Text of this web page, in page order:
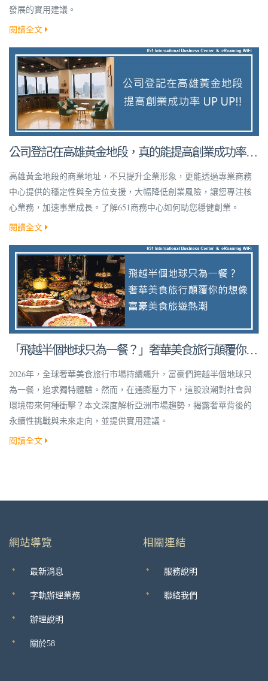
發展的實用建議。
閱讀全文
公司登記在高雄黃金地段，真的能提高創業成功率
嗎？
高雄黃金地段的商業地址，不只提升企業形象，更能透過專業商務
中心提供的穩定性與全方位支援，大幅降低創業風險，讓您專注核
心業務，加速事業成長。了解651商務中心如何助您穩健創業。
閱讀全文
「飛越半個地球只為一餐？」奢華美食旅行顛覆你的
想像！
2026年，全球奢華美食旅行市場持續飆升，富豪們跨越半個地球只
為一餐，追求獨特體驗。然而，在通膨壓力下，這股浪潮對社會與
環境帶來何種衝擊？本文深度解析亞洲市場趨勢，揭露奢華背後的
永續性挑戰與未來走向，並提供實用建議。
閱讀全文
網站導覽
最新消息
字軌辦理業務
辦理說明
關於58
相關連結
服務說明
聯絡我們